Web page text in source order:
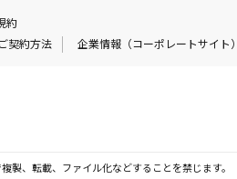
約
ご契約方法 企業情報（コーポレートサイト）
製、転載、ファイル化などすることを禁じます。